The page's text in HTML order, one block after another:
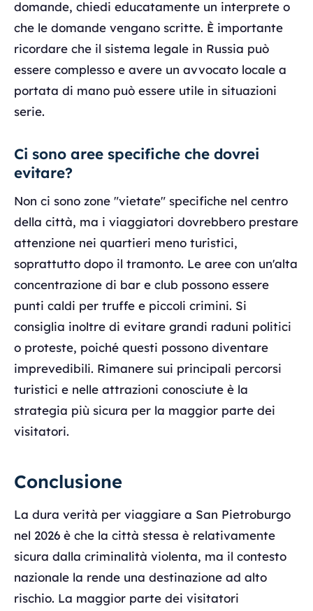
domande, chiedi educatamente un interprete o
che le domande vengano scritte. È importante
ricordare che il sistema legale in Russia può
essere complesso e avere un avvocato locale a
portata di mano può essere utile in situazioni
serie.
Ci sono aree specifiche che dovrei
evitare?
Non ci sono zone "vietate" specifiche nel centro
della città, ma i viaggiatori dovrebbero prestare
attenzione nei quartieri meno turistici,
soprattutto dopo il tramonto. Le aree con un'alta
concentrazione di bar e club possono essere
punti caldi per truffe e piccoli crimini. Si
consiglia inoltre di evitare grandi raduni politici
o proteste, poiché questi possono diventare
imprevedibili. Rimanere sui principali percorsi
turistici e nelle attrazioni conosciute è la
strategia più sicura per la maggior parte dei
visitatori.
Conclusione
La dura verità per viaggiare a San Pietroburgo
nel 2026 è che la città stessa è relativamente
sicura dalla criminalità violenta, ma il contesto
nazionale la rende una destinazione ad alto
rischio. La maggior parte dei visitatori